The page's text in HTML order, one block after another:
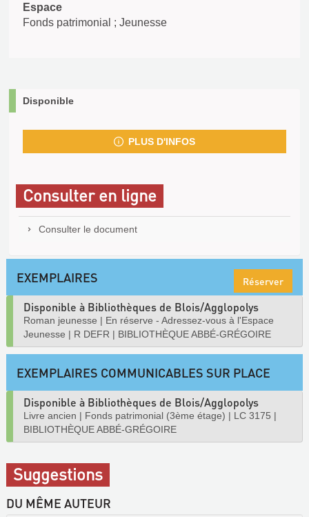
Espace
Fonds patrimonial ; Jeunesse
Disponible
PLUS D'INFOS
Consulter en ligne
Consulter le document
EXEMPLAIRES Réserver
Disponible à Bibliothèques de Blois/Agglopolys
Roman jeunesse | En réserve - Adressez-vous à l'Espace
Jeunesse | R DEFR | BIBLIOTHÈQUE ABBÉ-GRÉGOIRE
EXEMPLAIRES COMMUNICABLES SUR PLACE
Disponible à Bibliothèques de Blois/Agglopolys
Livre ancien | Fonds patrimonial (3ème étage) | LC 3175 |
BIBLIOTHÈQUE ABBÉ-GRÉGOIRE
Suggestions
DU MÊME AUTEUR